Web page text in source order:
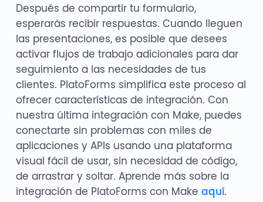
Después de compartir tu formulario,
esperarás recibir respuestas. Cuando lleguen
las presentaciones, es posible que desees
activar flujos de trabajo adicionales para dar
seguimiento a las necesidades de tus
clientes. PlatoForms simplifica este proceso al
ofrecer características de integración. Con
nuestra última integración con Make, puedes
conectarte sin problemas con miles de
aplicaciones y APIs usando una plataforma
visual fácil de usar, sin necesidad de código,
de arrastrar y soltar. Aprende más sobre la
integración de PlatoForms con Make aquí.